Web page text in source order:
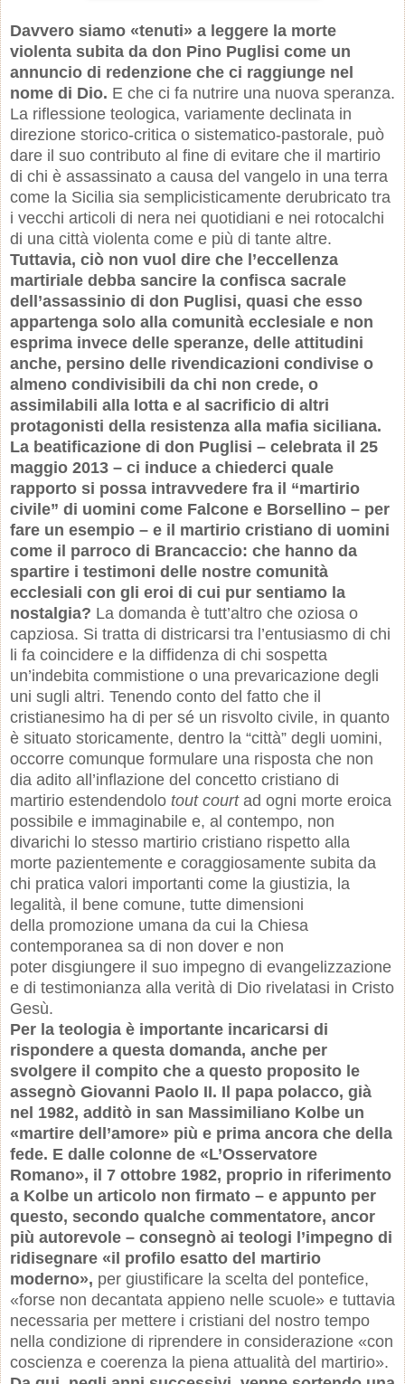
Davvero siamo «tenuti» a leggere la morte
violenta subita da don Pino Puglisi come un
annuncio di redenzione che ci raggiunge nel
nome di Dio. E che ci fa nutrire una nuova speranza.
La riflessione teologica, variamente declinata in
direzione storico-critica o sistematico-pastorale, può
dare il suo contributo al fine di evitare che il martirio
di chi è assassinato a causa del vangelo in una terra
come la Sicilia sia semplicisticamente derubricato tra
i vecchi articoli di nera nei quotidiani e nei rotocalchi
di una città violenta come e più di tante altre.
Tuttavia, ciò non vuol dire che l’eccellenza
martiriale debba sancire la confisca sacrale
dell’assassinio di don Puglisi, quasi che esso
appartenga solo alla comunità ecclesiale e non
esprima invece delle speranze, delle attitudini
anche, persino delle rivendicazioni condivise o
almeno condivisibili da chi non crede, o
assimilabili alla lotta e al sacrificio di altri
protagonisti della resistenza alla mafia siciliana.
La beatificazione di don Puglisi – celebrata il 25
maggio 2013 – ci induce a chiederci quale
rapporto si possa intravvedere fra il “martirio
civile” di uomini come Falcone e Borsellino – per
fare un esempio – e il martirio cristiano di uomini
come il parroco di Brancaccio: che hanno da
spartire i testimoni delle nostre comunità
ecclesiali con gli eroi di cui pur sentiamo la
nostalgia? La domanda è tutt’altro che oziosa o
capziosa. Si tratta di districarsi tra l’entusiasmo di chi
li fa coincidere e la diffidenza di chi sospetta
un’indebita commistione o una prevaricazione degli
uni sugli altri. Tenendo conto del fatto che il
cristianesimo ha di per sé un risvolto civile, in quanto
è situato storicamente, dentro la “città” degli uomini,
occorre comunque formulare una risposta che non
dia adito all’inflazione del concetto cristiano di
martirio estendendolo tout courtad ogni morte eroica
possibile e immaginabile e, al contempo, non
divarichi lo stesso martirio cristiano rispetto alla
morte pazientemente e coraggiosamente subita da
chi pratica valori importanti come la giustizia, la
legalità, il bene comune, tutte dimensioni
della promozione umana da cui la Chiesa
contemporanea sa di non dover e non
poter disgiungere il suo impegno di evangelizzazione
e di testimonianza alla verità di Dio rivelatasi in Cristo
Gesù.
Per la teologia è importante incaricarsi di
rispondere a questa domanda, anche per
svolgere il compito che a questo proposito le
assegnò Giovanni Paolo II. Il papa polacco, già
nel 1982, additò in san Massimiliano Kolbe un
«martire dell’amore» più e prima ancora che della
fede. E dalle colonne de «L’Osservatore
Romano», il 7 ottobre 1982, proprio in riferimento
a Kolbe un articolo non firmato – e appunto per
questo, secondo qualche commentatore, ancor
più autorevole – consegnò ai teologi l’impegno di
ridisegnare «il profilo esatto del martirio
moderno», per giustificare la scelta del pontefice,
«forse non decantata appieno nelle scuole» e tuttavia
necessaria per mettere i cristiani del nostro tempo
nella condizione di riprendere in considerazione «con
coscienza e coerenza la piena attualità del martirio».